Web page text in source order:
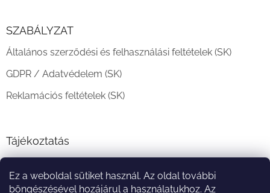
Ez a weboldal sütiket használ. Az oldal további
böngészésével hozájárul a használatukhoz. Az
SZABÁLYZAT
Általános szerződési és felhasználási feltételek (SK)
GDPR / Adatvédelem (SK)
Reklamációs feltételek (SK)
Tájékoztatás
A vásárlás menete